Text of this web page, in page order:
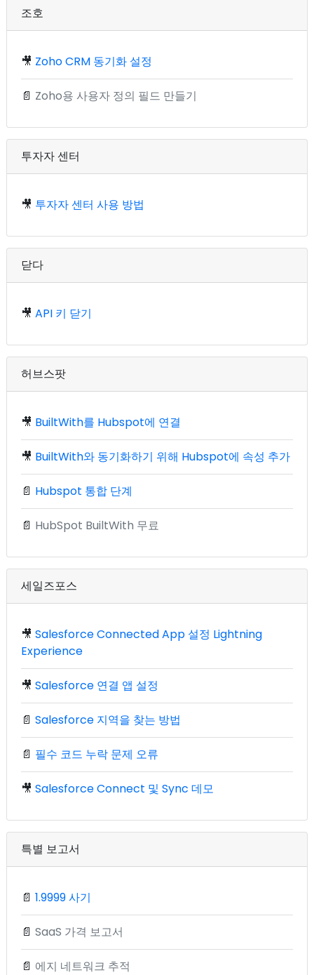
조호
🎥 Zoho CRM 동기화 설정
📄 Zoho용 사용자 정의 필드 만들기
투자자 센터
🎥 투자자 센터 사용 방법
닫다
🎥 API 키 닫기
허브스팟
🎥 BuiltWith를 Hubspot에 연결
🎥 BuiltWith와 동기화하기 위해 Hubspot에 속성 추가
📄 Hubspot 통합 단계
📄 HubSpot BuiltWith 무료
세일즈포스
🎥 Salesforce Connected App 설정 Lightning
Experience
🎥 Salesforce 연결 앱 설정
📄 Salesforce 지역을 찾는 방법
📄 필수 코드 누락 문제 오류
🎥 Salesforce Connect 및 Sync 데모
특별 보고서
📄 1.9999 사기
📄 SaaS 가격 보고서
📄 에지 네트워크 추적